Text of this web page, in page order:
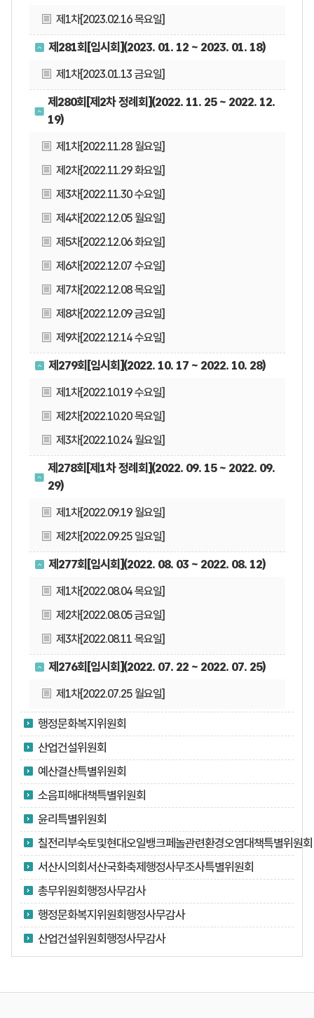
제1차[2023.02.16 목요일]
제281회[임시회](2023. 01. 12 ~ 2023. 01. 18)
제1차[2023.01.13 금요일]
제280회[제2차 정례회](2022. 11. 25 ~ 2022. 12.
19)
제1차[2022.11.28 월요일]
제2차[2022.11.29 화요일]
제3차[2022.11.30 수요일]
제4차[2022.12.05 월요일]
제5차[2022.12.06 화요일]
제6차[2022.12.07 수요일]
제7차[2022.12.08 목요일]
제8차[2022.12.09 금요일]
제9차[2022.12.14 수요일]
제279회[임시회](2022. 10. 17 ~ 2022. 10. 28)
제1차[2022.10.19 수요일]
제2차[2022.10.20 목요일]
제3차[2022.10.24 월요일]
제278회[제1차 정례회](2022. 09. 15 ~ 2022. 09.
29)
제1차[2022.09.19 월요일]
제2차[2022.09.25 일요일]
제277회[임시회](2022. 08. 03 ~ 2022. 08. 12)
제1차[2022.08.04 목요일]
제2차[2022.08.05 금요일]
제3차[2022.08.11 목요일]
제276회[임시회](2022. 07. 22 ~ 2022. 07. 25)
제1차[2022.07.25 월요일]
행정문화복지위원회
산업건설위원회
예산결산특별위원회
소음피해대책특별위원회
윤리특별위원회
칠전리부숙토및현대오일뱅크페놀관련환경오염대책특별위원회
서산시의회서산국화축제행정사무조사특별위원회
총무위원회행정사무감사
행정문화복지위원회행정사무감사
산업건설위원회행정사무감사